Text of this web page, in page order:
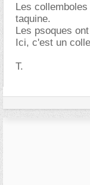
Les
taquine.
Les psoques
Ici, c'est un
T.